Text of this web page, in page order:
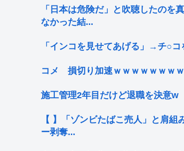
「日本は危険だ」と吹聴したのを
なかった結...
「インコを見せてあげる」→チ○
コメ 損切り加速ｗｗｗｗｗｗｗ
施工管理2年目だけど退職を決意w
【 】「ゾンビたばこ売人」と肩
ー剥奪...